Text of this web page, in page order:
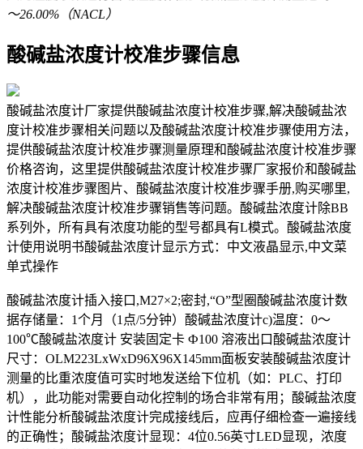
～26.00%（NACL）
酸碱盐浓度计校准步骤信息
酸碱盐浓度计厂家提供酸碱盐浓度计校准步骤,解决酸碱盐浓
度计校准步骤相关问题以及酸碱盐浓度计校准步骤使用方法，
提供酸碱盐浓度计校准步骤测量原理和酸碱盐浓度计校准步骤
价格咨询，这里提供酸碱盐浓度计校准步骤厂家报价和酸碱盐
浓度计校准步骤图片、酸碱盐浓度计校准步骤手册,购买哪里,
解决酸碱盐浓度计校准步骤销售等问题。酸碱盐浓度计除BB
系列外，所有具有浓度功能的型号都具有L模式。酸碱盐浓度
计使用说明书酸碱盐浓度计显示方式：中文液晶显示,中文菜
单式操作
酸碱盐浓度计插入接口,M27×2;密封,“O”型圈酸碱盐浓度计数
据存储量：1个月（1点/5分钟）酸碱盐浓度计c)温度：0～
100℃酸碱盐浓度计 安装固定卡 Ф100 溶液出口酸碱盐浓度计
尺寸：OLM223LxWxD96X96X145mm面板安装酸碱盐浓度计
测量的比重浓度值可实时地发送给下位机（如：PLC、打印
机），此功能对需要自动化控制的场合非常有用；酸碱盐浓度
计性能分析酸碱盐浓度计完成接线后，应再仔细检查一遍接线
的正确性；酸碱盐浓度计显现：4位0.56英寸LED显现，浓度